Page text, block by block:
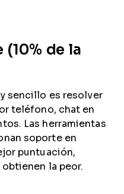
de la
sencillo es resolver
teléfono, chat en
Las herramientas
soporte en
puntuación,
la peor.